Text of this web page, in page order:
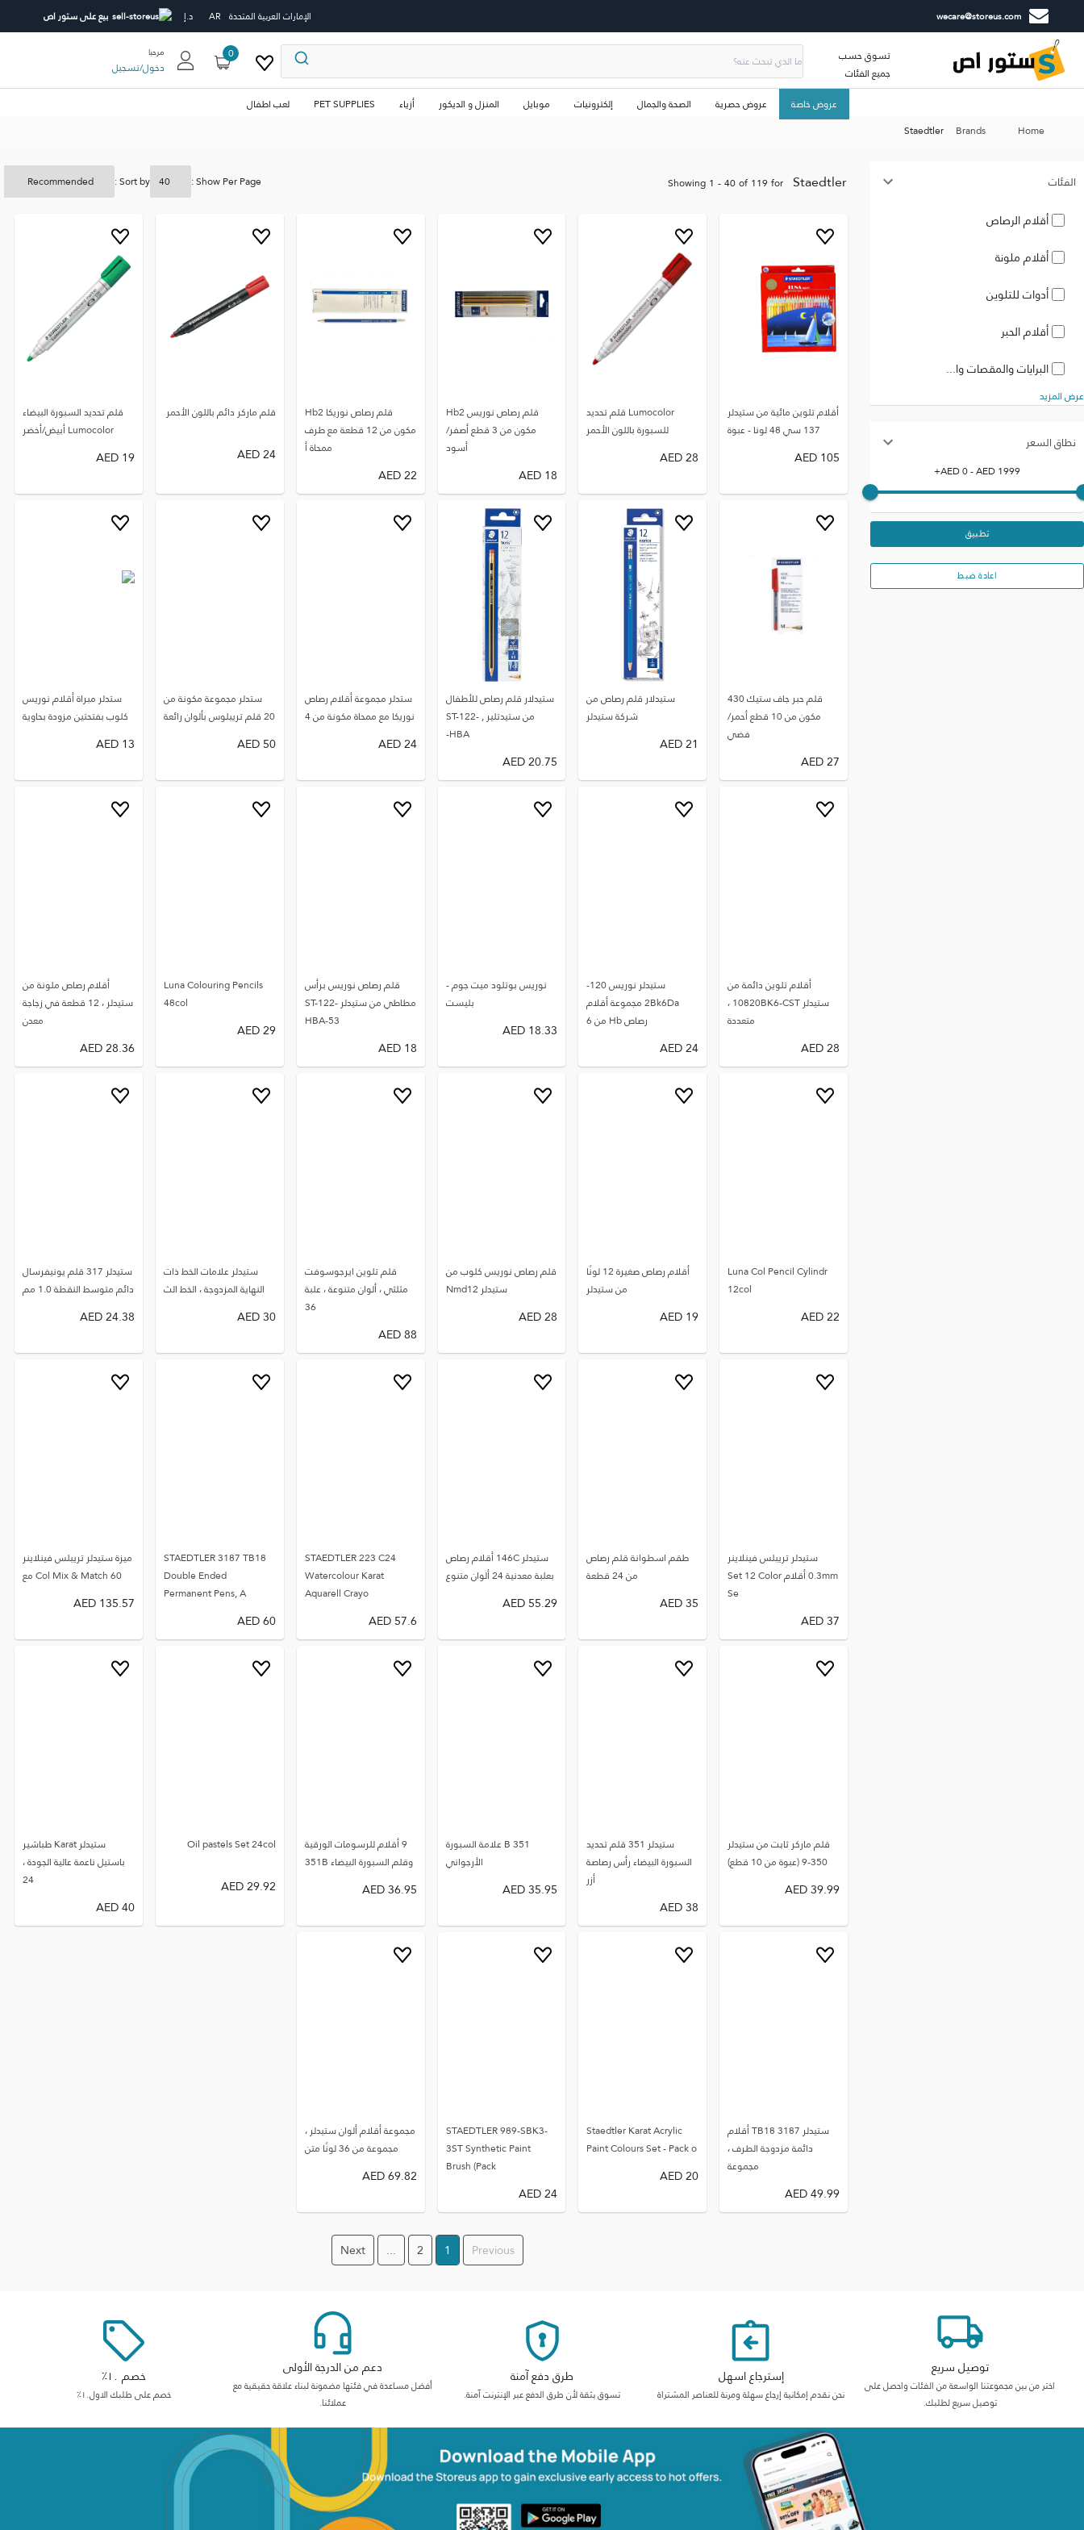
wecare@storeus.com الإمارات العربية المتحدة AR د.إ بيع على ستور اص
تسوق حسب
جميع الفئات
0 مرحبا
دخول/تسجيل
عروض خاصة عروض حصرية الصحة والجمال إلكترونيات موبايل المنزل و الديكور أزياء PET SUPPLIES
لعب اطفال
Home
Brands
Staedtler
الفئات
أقلام الرصاص
أقلام ملونة
أدوات للتلوين
أقلام الحبر
البرايات والمقصات وا...
عرض المزيد
نطاق السعر
AED0- AED1999
+
تطبيق
اعادة ضبط
Showing 1 -40of 119for Staedtler
Show Per Page :
Sort by :
أقلام تلوين مائية من ستيدلر
137 سي 48 لونا - عبوة
105
AED
Lumocolor قلم تحديد
للسبورة باللون الأحمر
28
AED
قلم رصاص نوريس Hb2
مكون من 3 قطع أصفر/
أسود
18
AED
قلم رصاص نوريكا Hb2
مكون من 12 قطعة مع طرف
ممحاة أ
22
AED
قلم ماركر دائم باللون الأحمر
24
AED
قلم تحديد السبورة البيضاء
Lumocolor أبيض/أخضر
19
AED
قلم حبر جاف ستيك 430
مكون من 10 قطع أحمر/
فضي
27
AED
ستيدلار قلم رصاص من
شركة ستيدلر
21
AED
ستيدلار قلم رصاص للأطفال
من ستيدتلير , ST-122-
HBA-
20.75
AED
ستدلر مجموعة أقلام رصاص
نوريكا مع ممحاة مكونة من 4
24
AED
ستدلر مجموعة مكونة من
20 قلم تريبلوس بألوان رائعة
50
AED
ستدلر مبراة أقلام نوريس
كلوب بفتحتين مزودة بحاوية
13
AED
أقلام تلوين دائمة من
ستيدلر 10820BK6-CST ،
متعددة
28
AED
ستيدلر نوريس 120-
2Bk6Da مجموعة أقلام
رصاص Hb من 6
24
AED
نوريس بوتلود ميت جوم -
بليست
18.33
AED
قلم رصاص نوريس برأس
مطاطي من ستيدلر ST-122-
HBA-53
18
AED
Luna Colouring Pencils
48col
29
AED
أقلام رصاص ملونة من
ستيدلر ، 12 قطعة في زجاجة
معدن
28.36
AED
Luna Col Pencil Cylindr
12col
22
AED
أقلام رصاص صغيرة 12 لونًا
من ستيدلر
19
AED
قلم رصاص نوريس كلوب من
ستيدلر Nmd12
28
AED
قلم تلوين ايرجوسوفت
مثلثي ، ألوان متنوعة ، علبة
36
88
AED
ستيدلر علامات الخط ذات
النهاية المزدوجة ، الخط الث
30
AED
ستيدلر 317 قلم يونيفرسال
دائم متوسط النقطة 1.0 مم
24.38
AED
ستيدلر تريبلس فينلاينر
0.3mm أقلام Set 12 Color
Se
37
AED
طقم اسطوانة قلم رصاص
من 24 قطعة
35
AED
ستيدلر 146C أقلام رصاص
بعلبة معدنية 24 ألوان متنوع
55.29
AED
STAEDTLER 223 C24
Watercolour Karat
Aquarell Crayo
57.6
AED
STAEDTLER 3187 TB18
Double Ended
Permanent Pens, A
60
AED
ميزة ستيدلر تريبلس فينلاينر
60 Col Mix & Match مع
135.57
AED
قلم ماركر ثابت من ستيدلر
350-9 (عبوة من 10 قطع)
39.99
AED
ستيدلر 351 قلم تحديد
السبورة البيضاء رأس رصاصة
أزر
38
AED
351 B علامة السبورة
الأرجواني
35.95
AED
9 أقلام للرسومات الورقية
وقلم السبورة البيضاء 351B
36.95
AED
Oil pastels Set 24col
29.92
AED
ستيدلر Karat طباشير
باستيل ناعمة عالية الجودة ،
24
40
AED
ستيدلر 3187 TB18 أقلام
دائمة مزدوجة الطرف ،
مجموعة
49.99
AED
Staedtler Karat Acrylic
Paint Colours Set - Pack o
20
AED
STAEDTLER 989-SBK3-
3ST Synthetic Paint
Brush (Pack
24
AED
مجموعة أقلام ألوان ستيدلر ،
مجموعة من 36 لونًا متن
69.82
AED
Previous
1
2
...
Next
توصيل سريع
اختر من بين مجموعتنا الواسعة من الفئات واحصل على
توصيل سريع لطلبك.
إسترجاع اسهل
نحن نقدم إمكانية إرجاع سهلة ومرنة للعناصر المشتراة
طرق دفع آمنة
تسوق بثقة لأن طرق الدفع عبر الإنترنت آمنة.
دعم من الدرجة الأولى
أفضل مساعدة في فئتها مضمونة لبناء علاقة حقيقية مع
عملائنا.
خصم ١٠٪
خصم على طلبك الاول١٠٪